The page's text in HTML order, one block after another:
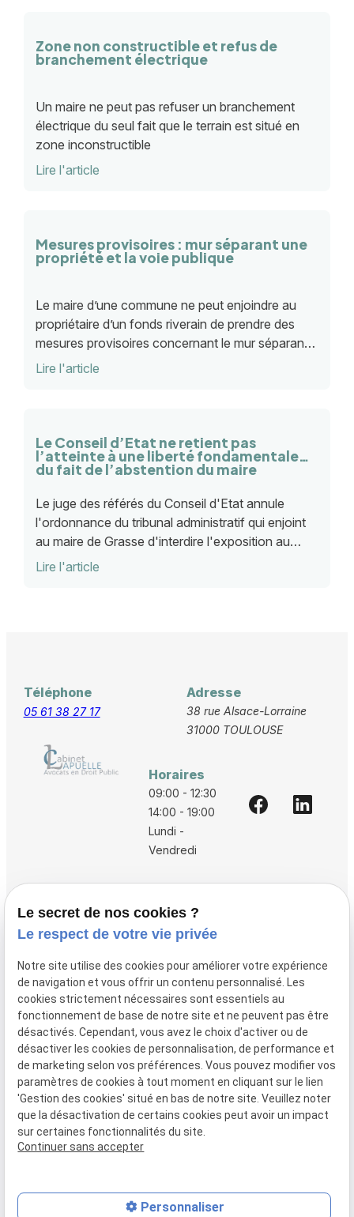
Zone non constructible et refus de
branchement électrique
Un maire ne peut pas refuser un branchement
électrique du seul fait que le terrain est situé en
zone inconstructible
Lire l'article
Mesures provisoires : mur séparant une
propriété et la voie publique
Le maire d’une commune ne peut enjoindre au
propriétaire d’un fonds riverain de prendre des
mesures provisoires concernant le mur séparant
sa propriété de la voie publique.
Lire l'article
Le Conseil d’Etat ne retient pas
l’atteinte à une liberté fondamentale
du fait de l’abstention du maire
Le juge des référés du Conseil d'Etat annule
l'ordonnance du tribunal administratif qui enjoint
au maire de Grasse d'interdire l'exposition au
public de pâtisseries caricaturales
Lire l'article
Téléphone
05 61 38 27 17
Adresse
38 rue Alsace-Lorraine
31000 TOULOUSE
Horaires
09:00 - 12:30
14:00 - 19:00
Lundi -
Vendredi
Vos avocats
Boutique
Domaines de compétences
Actualités
Contact
Mentions
légales
Politique de
confidentialité
Gestion
Plan du
site
Siret :80946148600015
Le secret de nos cookies ?
Le respect de votre vie privée
Notre site utilise des cookies pour améliorer votre expérience
de navigation et vous offrir un contenu personnalisé. Les
cookies strictement nécessaires sont essentiels au
fonctionnement de base de notre site et ne peuvent pas être
désactivés. Cependant, vous avez le choix d'activer ou de
désactiver les cookies de personnalisation, de performance et
de marketing selon vos préférences. Vous pouvez modifier vos
paramètres de cookies à tout moment en cliquant sur le lien
'Gestion des cookies' situé en bas de notre site. Veuillez noter
que la désactivation de certains cookies peut avoir un impact
sur certaines fonctionnalités du site.
Continuer sans accepter
Personnaliser